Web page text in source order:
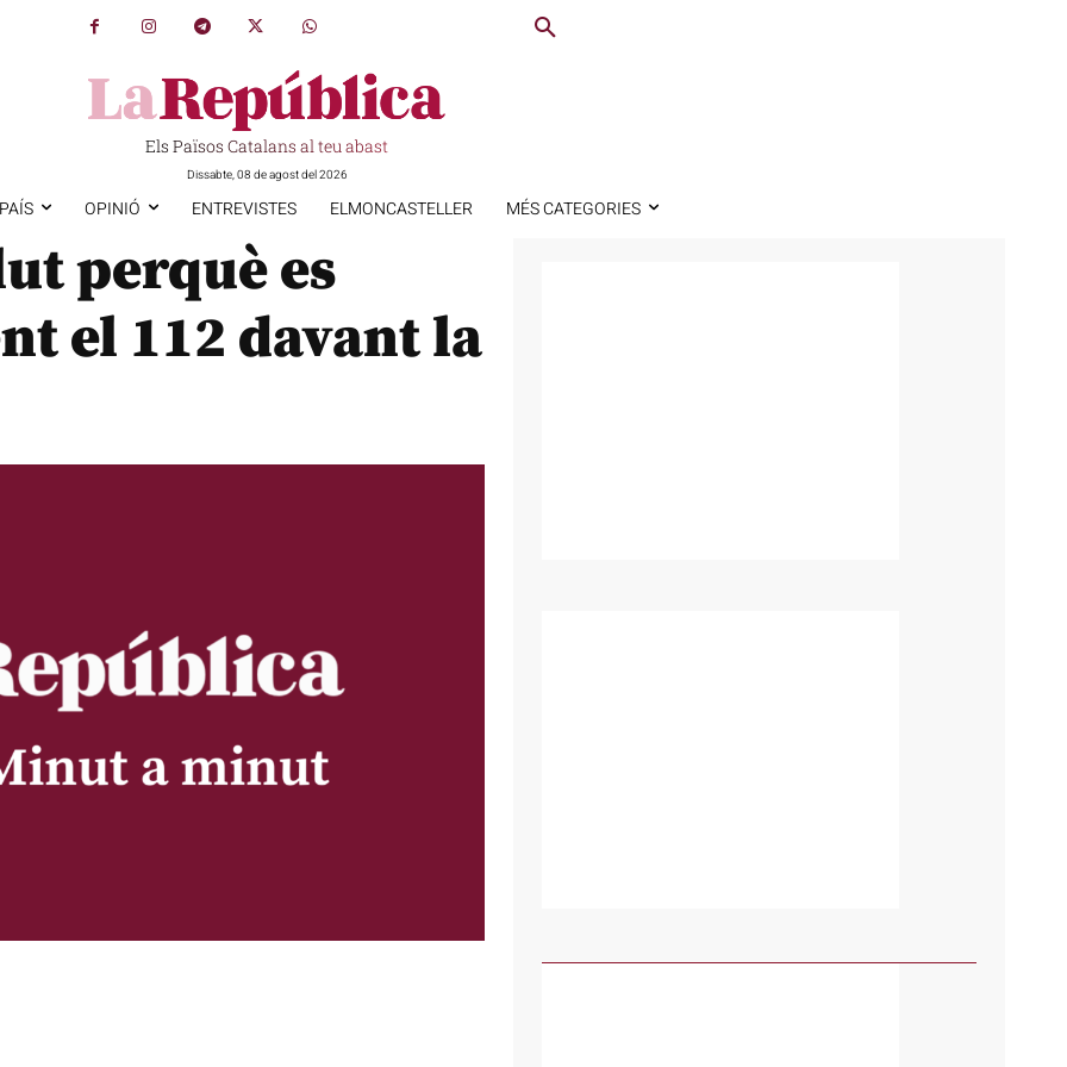
Els Països Catalans al teu abast
Dissabte, 08 de agost del 2026
OPINIÓ ENTREVISTES ELMONCASTELLER MÉS CATEGORIES
perquè es
el 112 davant la